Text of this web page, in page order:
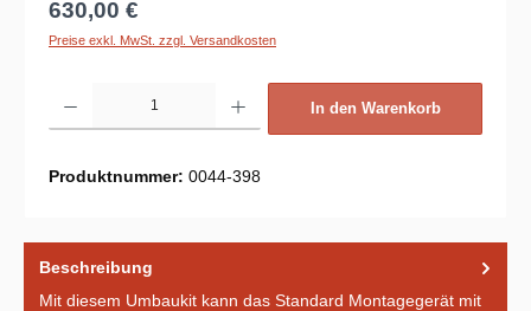
Regulärer Preis:
630,00 €
Preise exkl. MwSt. zzgl. Versandkosten
In den Warenkorb
Produktnummer: 0044-398
Beschreibung
Mit diesem Umbaukit kann das Standard Montagegerät mit